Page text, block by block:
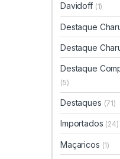
Davidoff (1)
Destaque
Destaque
Destaque
(5)
Destaques (71)
Importados (24)
Maçaricos (1)